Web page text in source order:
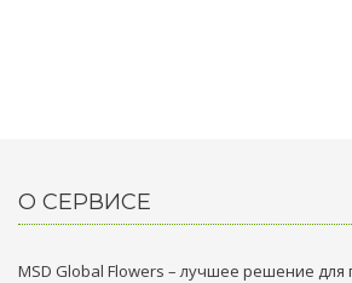
О СЕРВИСЕ
MSD Global Flowers – лучшее решение для